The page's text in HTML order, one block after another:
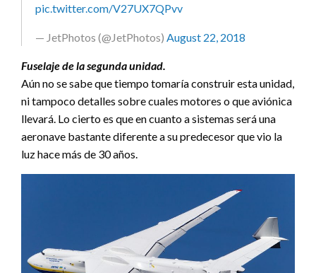
pic.twitter.com/V27UX7QPvv
— JetPhotos (@JetPhotos) August 22, 2018
Fuselaje de la segunda unidad.
Aún no se sabe que tiempo tomaría construir esta unidad,
ni tampoco detalles sobre cuales motores o que aviónica
llevará. Lo cierto es que en cuanto a sistemas será una
aeronave bastante diferente a su predecesor que vio la
luz hace más de 30 años.